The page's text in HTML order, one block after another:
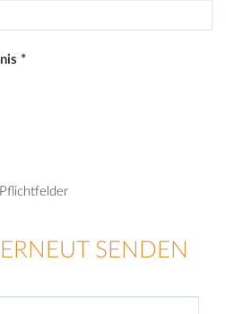
*
SENDEN